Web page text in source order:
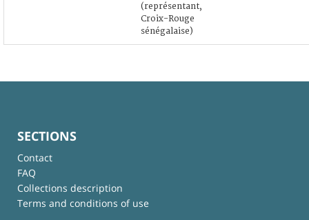
(représentant,
Croix-Rouge
sénégalaise)
SECTIONS
Contact
FAQ
Collections description
Terms and conditions of use